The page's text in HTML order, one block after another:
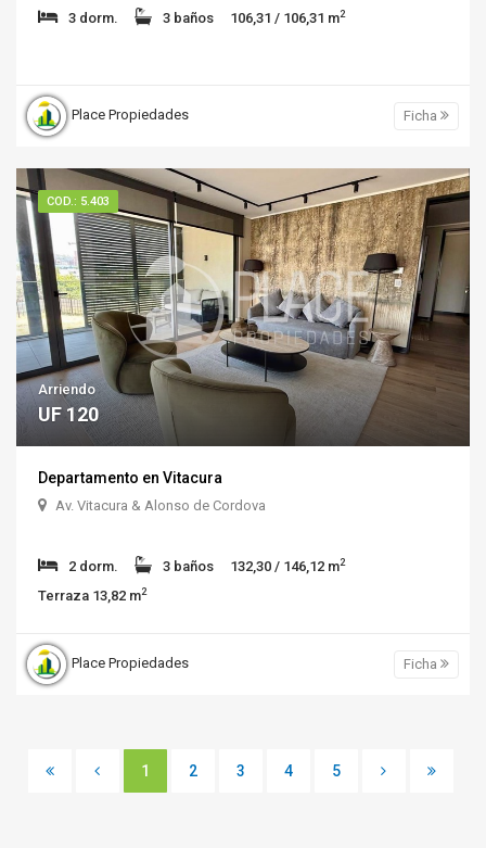
3 dorm. 3 baños 106,31 / 106,31 m2
Place Propiedades Ficha
COD.: 5.403
Arriendo
UF 120
Departamento en Vitacura
Av. Vitacura & Alonso de Cordova
2 dorm. 3 baños 132,30 / 146,12 m2
Terraza 13,82 m2
Place Propiedades Ficha
1 2 3 4 5